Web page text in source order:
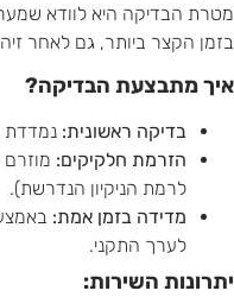
מטרת הבדיקה היא לוודא
בזמן הקצר ביותר, גם לאחר
איך מתבצעת הבדיקה?
בדיקה ראשונית: נמדדת
הזרמת חלקיקים:
לרמת הניקיון הנדרשת).
מדידה בזמן אמת:
לערך התקני.
יתרונות השירות: